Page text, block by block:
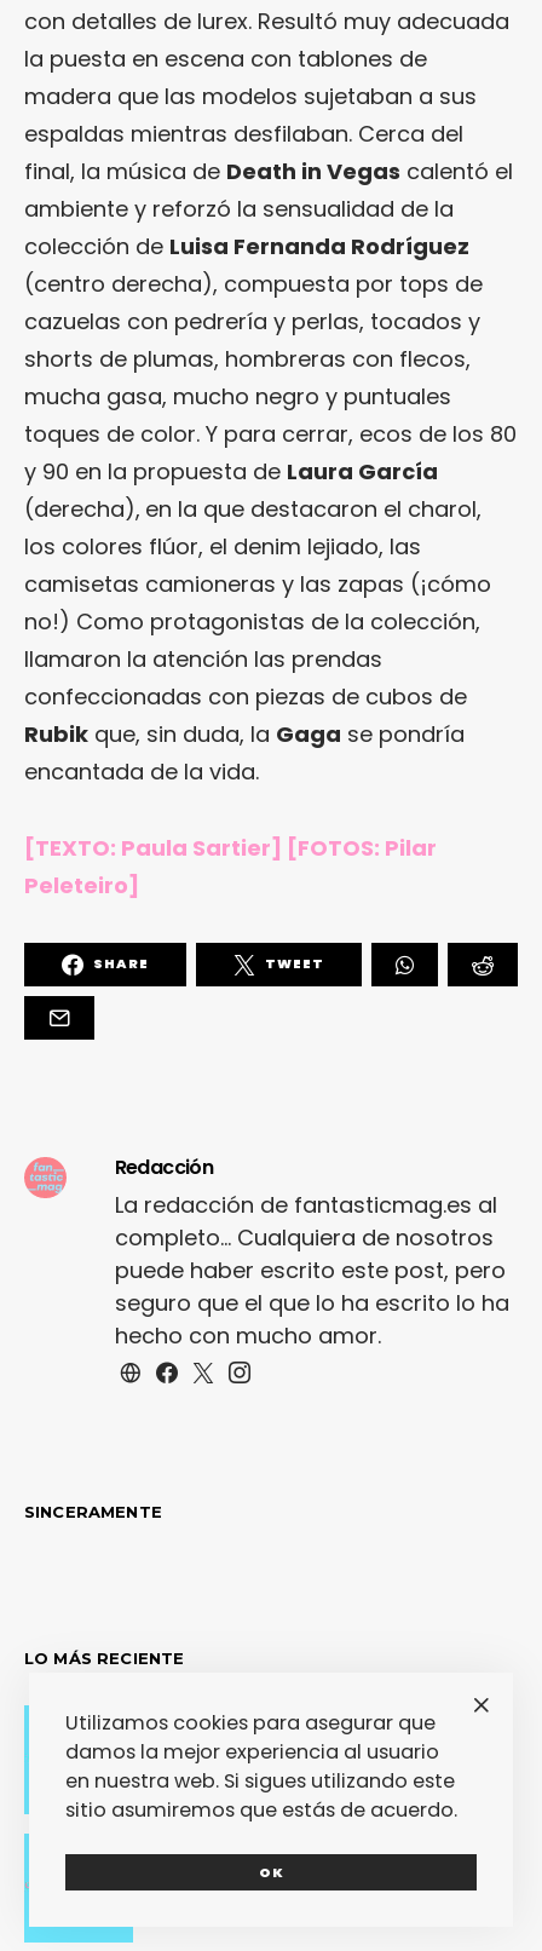
con detalles de lurex. Resultó muy adecuada
la puesta en escena con tablones de
madera que las modelos sujetaban a sus
espaldas mientras desfilaban. Cerca del
final, la música de Death in Vegas calentó el
ambiente y reforzó la sensualidad de la
colección de Luisa Fernanda Rodríguez
(centro derecha), compuesta por tops de
cazuelas con pedrería y perlas, tocados y
shorts de plumas, hombreras con flecos,
mucha gasa, mucho negro y puntuales
toques de color. Y para cerrar, ecos de los 80
y 90 en la propuesta de Laura García
(derecha), en la que destacaron el charol,
los colores flúor, el denim lejiado, las
camisetas camioneras y las zapas (¡cómo
no!) Como protagonistas de la colección,
llamaron la atención las prendas
confeccionadas con piezas de cubos de
Rubik que, sin duda, la Gaga se pondría
encantada de la vida.
[TEXTO: Paula Sartier] [FOTOS: Pilar
Peleteiro]
SHARE TWEET
Redacción
La redacción de fantasticmag.es al
completo... Cualquiera de nosotros
puede haber escrito este post, pero
seguro que el que lo ha escrito lo ha
hecho con mucho amor.
SINCERAMENTE
LO MÁS RECIENTE
Adiós con el corazón
Se cierra un pedazo de vida
Utilizamos cookies para asegurar que
damos la mejor experiencia al usuario
en nuestra web. Si sigues utilizando este
sitio asumiremos que estás de acuerdo.
OK